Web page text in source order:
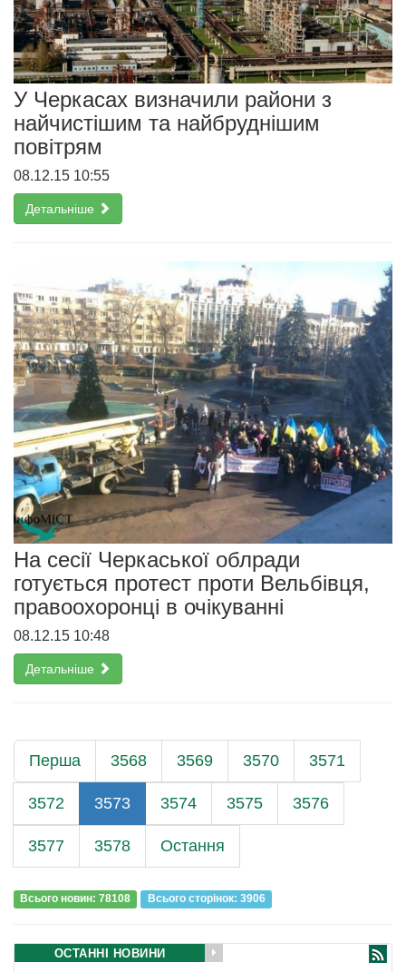
У Черкасах визначили райони з
найчистішим та найбруднішим
повітрям
08.12.15 10:55
Детальніше
На сесії Черкаської облради
готується протест проти Вельбівця,
правоохоронці в очікуванні
08.12.15 10:48
Детальніше
Перша 3568 3569 3570 3571
3572 3573 3574 3575 3576
3577 3578 Остання
Всього новин: 78108 Всього сторiнок: 3906
ОСТАННІ НОВИНИ